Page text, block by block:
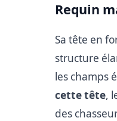
Requin
Sa tête en
structure
les champs
cette tête,
des